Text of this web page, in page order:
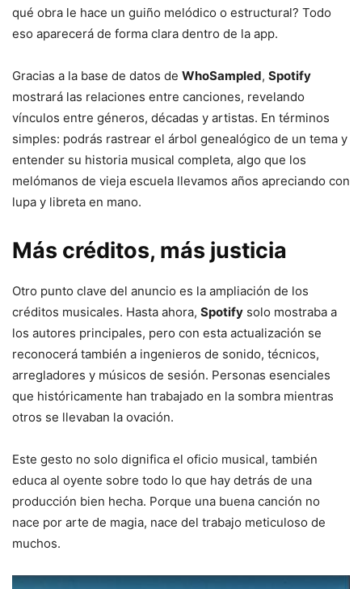
qué obra le hace un guiño melódico o estructural? Todo
eso aparecerá de forma clara dentro de la app.
Gracias a la base de datos de WhoSampled, Spotify
mostrará las relaciones entre canciones, revelando
vínculos entre géneros, décadas y artistas. En términos
simples: podrás rastrear el árbol genealógico de un tema y
entender su historia musical completa, algo que los
melómanos de vieja escuela llevamos años apreciando con
lupa y libreta en mano.
Más créditos, más justicia
Otro punto clave del anuncio es la ampliación de los
créditos musicales. Hasta ahora, Spotify solo mostraba a
los autores principales, pero con esta actualización se
reconocerá también a ingenieros de sonido, técnicos,
arregladores y músicos de sesión. Personas esenciales
que históricamente han trabajado en la sombra mientras
otros se llevaban la ovación.
Este gesto no solo dignifica el oficio musical, también
educa al oyente sobre todo lo que hay detrás de una
producción bien hecha. Porque una buena canción no
nace por arte de magia, nace del trabajo meticuloso de
muchos.